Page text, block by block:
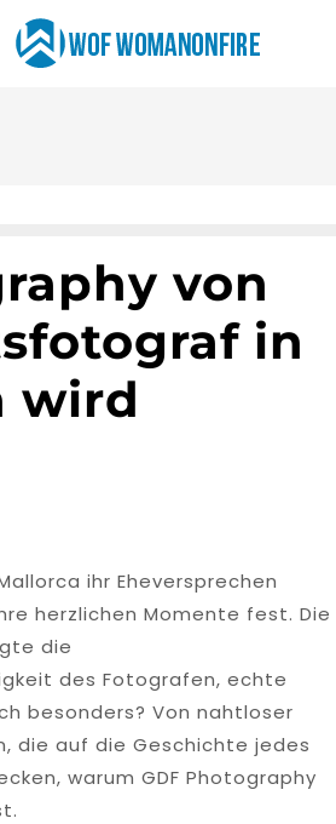
von
in
wird
ihr Eheversprechen
herzlichen Momente fest. Die
die
des Fotografen, echte
besonders? Von nahtloser
die auf die Geschichte jedes
warum GDF Photography